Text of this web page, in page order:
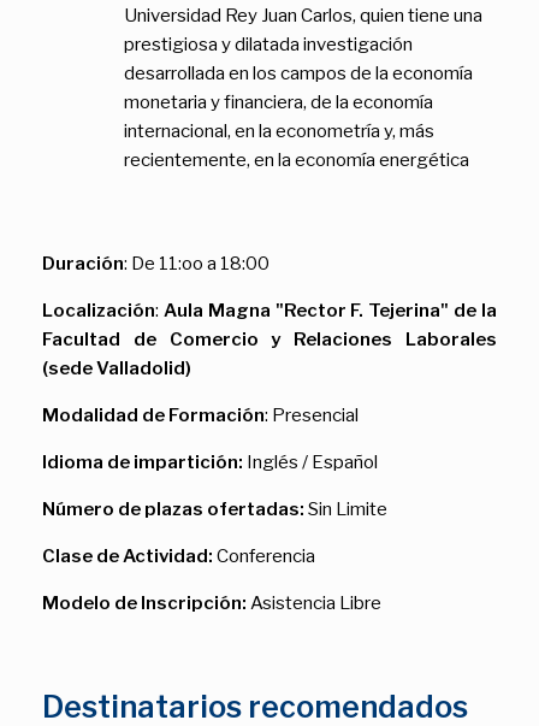
Universidad Rey Juan Carlos, quien tiene una
prestigiosa y dilatada investigación
desarrollada en los campos de la economía
monetaria y financiera, de la economía
internacional, en la econometría y, más
recientemente, en la economía energética
Duración: De 11:oo a 18:00
Localización: Aula Magna "Rector F. Tejerina" de la
Facultad de Comercio y Relaciones Laborales
(sede Valladolid)
Modalidad de Formación: Presencial
Idioma de impartición: Inglés / Español
Número de plazas ofertadas: Sin Limite
Clase de Actividad: Conferencia
Modelo de Inscripción: Asistencia Libre
Destinatarios recomendados